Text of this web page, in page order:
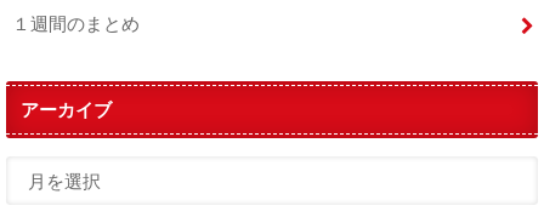
１週間のまとめ
アーカイブ